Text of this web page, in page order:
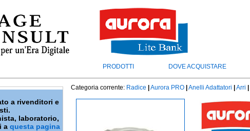
PRODOTTI DOVE ACQUISTARE
a rivenditori e
laboratorio,
a questa pagina
Categoria corrente: Radice Aurora PRO Anelli Adattatori Arri